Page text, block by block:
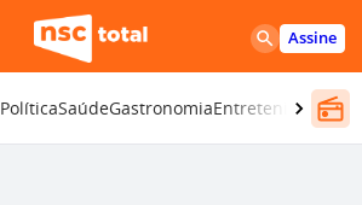
Assine
PolíticaSaúdeGastronomiaEntretenimento